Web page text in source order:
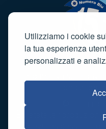
Utilizziamo i cookie
la tua esperienza
personalizzati e
condizioni
È vietata la
previa espressa